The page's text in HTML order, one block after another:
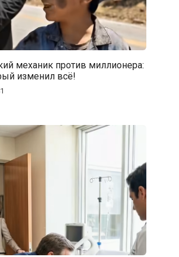
механик против миллионера:
изменил всё!